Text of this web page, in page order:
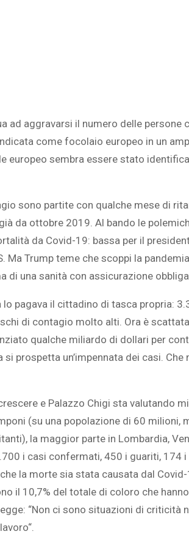
ad aggravarsi il numero delle persone
come focolaio europeo in un
europeo sembra essere stato
sono partite con qualche mese di
da ottobre 2019. Al bando le
da Covid-19: bassa per il
Ma Trump teme che scoppi la
di una sanità con assicurazione
pagava il cittadino di tasca propria:
di contagio molto alti. Ora è
qualche miliardo di dollari per
prospetta un’impennata dei casi.
e Palazzo Chigi sta valutando
(su una popolazione di 60 milioni,
la maggior parte in Lombardia,
i casi confermati, 450 i guariti, 174
la morte sia stata causata dal
il 10,7% del totale di coloro che
“Non ci sono situazioni di criticità
L’ATTIVITÀ CEREBRALE